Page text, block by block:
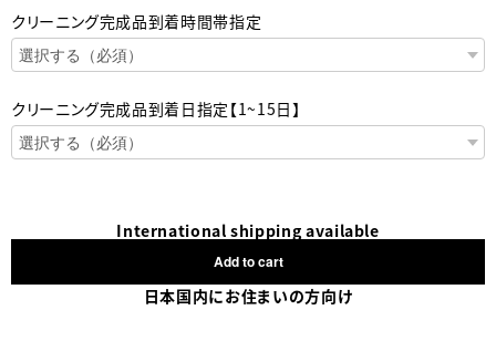
クリーニング完成品到着時間帯指定
クリーニング完成品到着日指定【1~15日】
International shipping available
Add to cart
日本国内にお住まいの方向け